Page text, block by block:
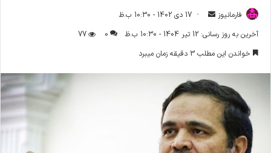
فارمانیوز
ا
ل
ا
ی
ی
ل
17 دی 1402 - 10:30 ب.ظ
آخرین به روز رسانی: 12 تیر 1404 - 10:30 ب.ظ
0
77
خواندن این مطلب 3 دقیقه زمان میبرد